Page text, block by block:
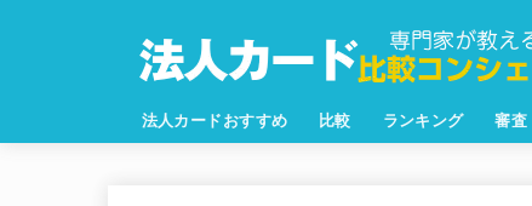
法人カードおすすめ 比較 ランキング 審査